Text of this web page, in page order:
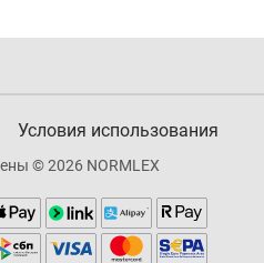
Условия использования
© 2026 NORMLEX